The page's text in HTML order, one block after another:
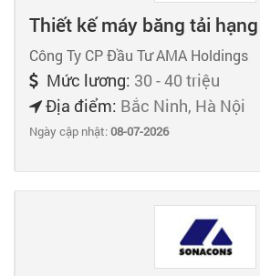
Thiết kế máy băng tải
Công Ty CP Đầu Tư AMA Holdings
Mức lương: 30 - 40 triệu
Địa điểm: Bắc Ninh, Hà Nội
Ngày cập nhật:08-07-2026